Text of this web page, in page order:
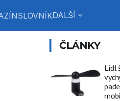
SLOVNÍKDALŠÍ expand_more
ČLÁNKY
Lidl